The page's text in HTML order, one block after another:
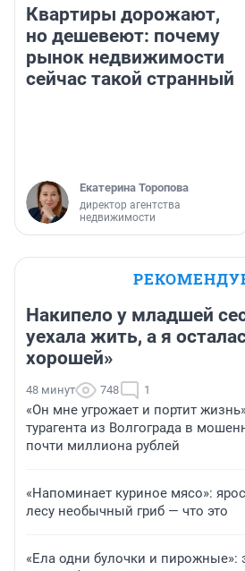
Квартиры дорожают,
но дешевеют: почему
рынок недвижимости
сейчас такой странный
Екатерина Торопова
директор агентства
недвижимости
Накипело у младшей
уехала жить, а я
хорошей»
48 минут 748 1
«Он мне угрожает и портит
турагента из Волгограда в
почти миллиона рублей
«Напоминает куриное мясо»:
лесу необычный гриб — что это
«Ела одни булочки и пирожные»: